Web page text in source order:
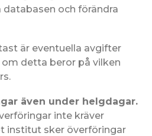
och förändra
är eventuella avgifter
detta beror på vilken
även under helgdagar.
inte kräver
institut sker överföringar